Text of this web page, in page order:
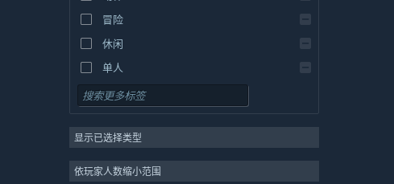
冒险
休闲
单人
模拟
策略
2D
显示已选择类型
依玩家人数缩小范围